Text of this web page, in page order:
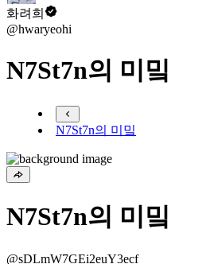
화려희
@hwaryeohi
N7St7n의 미밐
N7St7n의 미밐
N7St7n의 미밐
@sDLmW7GEi2euY3ecf